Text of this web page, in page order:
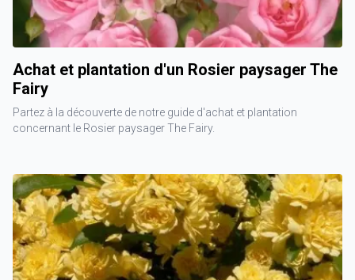
Achat et plantation d'un Rosier paysager The
Fairy
Partez à la découverte de notre guide d'achat et plantation
concernant le Rosier paysager The Fairy.